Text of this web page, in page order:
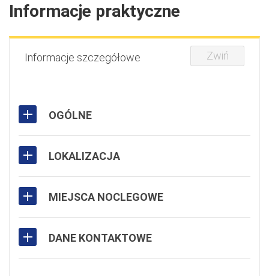
Informacje praktyczne
Informacje szczegółowe Zwiń
OGÓLNE
LOKALIZACJA
MIEJSCA NOCLEGOWE
DANE KONTAKTOWE